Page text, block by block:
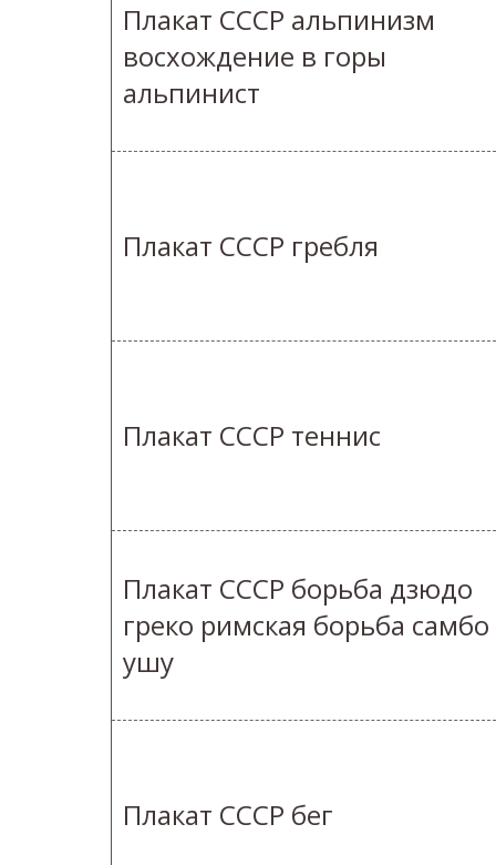
Плакат СССР альпинизм
восхождение в горы
альпинист
Плакат СССР гребля
Плакат СССР теннис
Плакат СССР борьба дзюдо
греко римская борьба самбо
ушу
Плакат СССР бег